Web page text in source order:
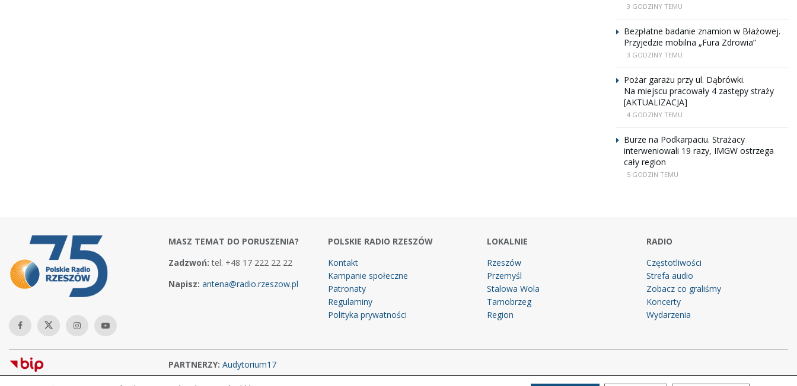
3 GODZINY TEMU
Bezpłatne badanie znamion w Błażowej.
Przyjedzie mobilna „Fura Zdrowia”
3 GODZINY TEMU
Pożar garażu przy ul. Dąbrówki.
Na miejscu pracowały 4 zastępy straży
[AKTUALIZACJA]
4 GODZINY TEMU
Burze na Podkarpaciu. Strażacy
interweniowali 19 razy, IMGW ostrzega
cały region
5 GODZIN TEMU
MASZ TEMAT DO PORUSZENIA?
Zadzwoń: tel. +48 17 222 22 22
Napisz: antena@radio.rzeszow.pl
POLSKIE RADIO RZESZÓW
Kontakt
Kampanie społeczne
Patronaty
Regulaminy
Polityka prywatności
LOKALNIE
Rzeszów
Przemyśl
Stalowa Wola
Tarnobrzeg
Region
RADIO
Częstotliwości
Strefa audio
Zobacz co graliśmy
Koncerty
Wydarzenia
PARTNERZY: Audytorium17